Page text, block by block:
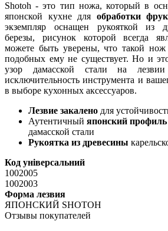
Shotoh - это тип ножа, который в
японской кухне для обработки
экземпляр оснащен рукояткой из
березы, рисунок которой всегда
можете быть уверены, что такой нож
подобных ему не существует. Но и
узор дамасской стали на лезвии
исключительность инструмента и
в выборе кухонных аксессуаров.
Лезвие закалено для
Аутентичный японский профиль
дамасской стали
Рукоятка из древесины
Код універсальний
1002005
1002003
Форма лезвия
ЯПОНСКИЙ SHOTOH
Отзывы покупателей